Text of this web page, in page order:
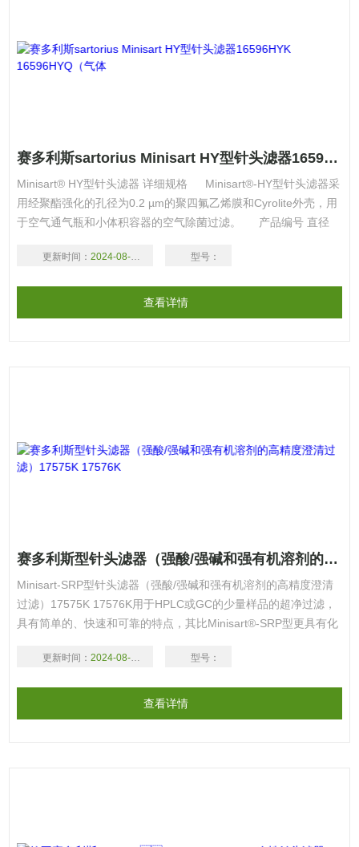
赛多利斯sartorius Minisart HY型针头滤器16596HYK 16596HYQ（气体
Minisart® HY型针头滤器 详细规格 Minisart®-HY型针头滤器采
用经聚酯强化的孔径为0.2 µm的聚四氟乙烯膜和Cyrolite外壳，用
于空气通气瓶和小体积容器的空气除菌过滤。 产品编号 直径
PTFE膜 单个无菌包装，50个 用于气体无菌过滤
更新时间： 2024-08-18 型号：
查看详情
赛多利斯型针头滤器（强酸/强碱和强有机溶剂的高精度澄清过滤）17575K 17576K
Minisart-SRP型针头滤器（强酸/强碱和强有机溶剂的高精度澄清
过滤）17575K 17576K用于HPLC或GC的少量样品的超净过滤，
具有简单的、快速和可靠的特点，其比Minisart®-SRP型更具有化
更新时间： 2024-08-18 型号：
查看详情